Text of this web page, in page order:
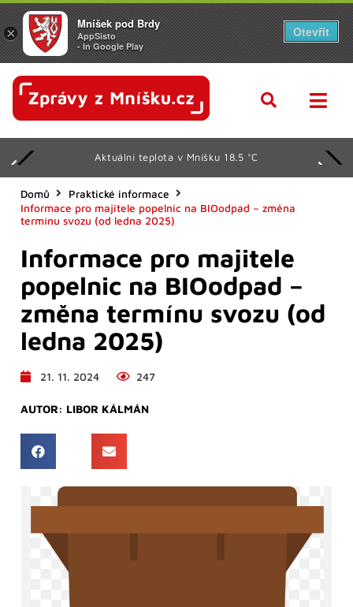
Aktuální teplota v Mníšku 18.5 °C
Domů
Praktické informace
Informace pro majitele popelnic na BIOodpad – změna
termínu svozu (od ledna 2025)
Informace pro majitele
popelnic na BIOodpad –
změna termínu svozu (od
ledna 2025)
21. 11. 2024 247
AUTOR: LIBOR KÁLMÁN
×
Mníšek pod Brdy
AppSisto
- In Google Play
Otevřít